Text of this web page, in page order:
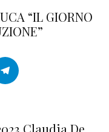
“IL GIORNO
Claudia De